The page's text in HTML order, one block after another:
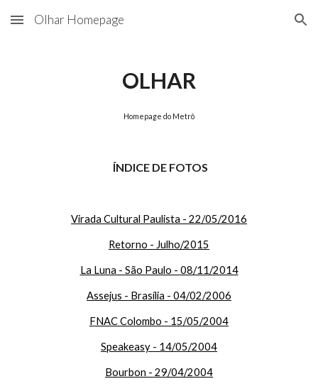
Skip to main content Skip to navigation
Olhar Homepage
OLHAR
Homepage do Metrô
ÍNDICE DE FOTOS
Virada Cultural Paulista - 22/05/2016
Retorno - Julho/2015
La Luna - São Paulo - 08/11/2014
Assejus - Brasília - 04/02/2006
FNAC Colombo - 15/05/2004
Speakeasy - 14/05/2004
Bourbon - 29/04/2004